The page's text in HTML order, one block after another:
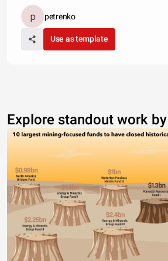
petrenko
Use as template
Explore standout work